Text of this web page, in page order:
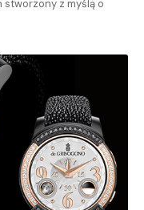
stworzony z myślą o